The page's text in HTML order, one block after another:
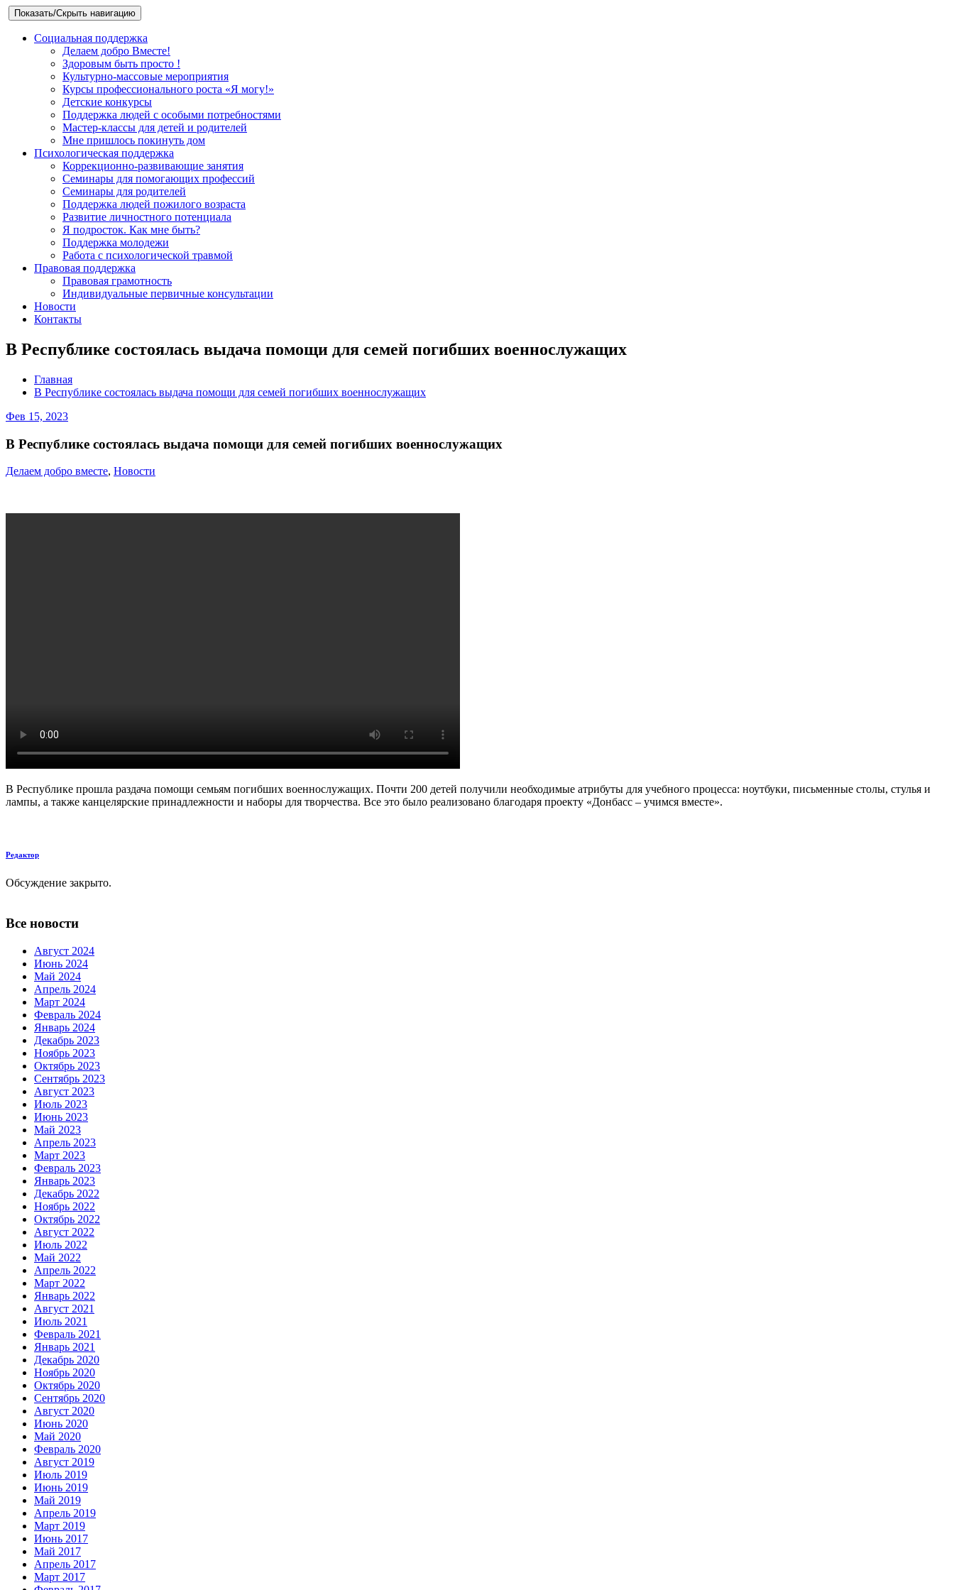
Показать/Скрыть навигацию
Социальная поддержка
Делаем добро Вместе!
Здоровым быть просто !
Культурно-массовые мероприятия
Курсы профессионального роста «Я могу!»
Детские конкурсы
Поддержка людей с особыми потребностями
Мастер-классы для детей и родителей
Мне пришлось покинуть дом
Психологическая поддержка
Коррекционно-развивающие занятия
Семинары для помогающих профессий
Семинары для родителей
Поддержка людей пожилого возраста
Развитие личностного потенциала
Я подросток. Как мне быть?
Поддержка молодежи
Работа с психологической травмой
Правовая поддержка
Правовая грамотность
Индивидуальные первичные консультации
Новости
Контакты
В Республике состоялась выдача помощи для семей погибших военнослужащих
Главная
В Республике состоялась выдача помощи для семей погибших военнослужащих
Фев 15, 2023
В Республике состоялась выдача помощи для семей погибших военнослужащих
Делаем добро вместе, Новости
В Республике прошла раздача помощи семьям погибших военнослужащих. Почти 200 детей получили необходимые атрибуты для учебного процесса: ноутбуки, письменные столы, стулья и
лампы, а также канцелярские принадлежности и наборы для творчества. Все это было реализовано благодаря проекту «Донбасс – учимся вместе».
Редактор
Обсуждение закрыто.
Все новости
Август 2024
Июнь 2024
Май 2024
Апрель 2024
Март 2024
Февраль 2024
Январь 2024
Декабрь 2023
Ноябрь 2023
Октябрь 2023
Сентябрь 2023
Август 2023
Июль 2023
Июнь 2023
Май 2023
Апрель 2023
Март 2023
Февраль 2023
Январь 2023
Декабрь 2022
Ноябрь 2022
Октябрь 2022
Август 2022
Июль 2022
Май 2022
Апрель 2022
Март 2022
Январь 2022
Август 2021
Июль 2021
Февраль 2021
Январь 2021
Декабрь 2020
Ноябрь 2020
Октябрь 2020
Сентябрь 2020
Август 2020
Июнь 2020
Май 2020
Февраль 2020
Август 2019
Июль 2019
Июнь 2019
Май 2019
Апрель 2019
Март 2019
Июнь 2017
Май 2017
Апрель 2017
Март 2017